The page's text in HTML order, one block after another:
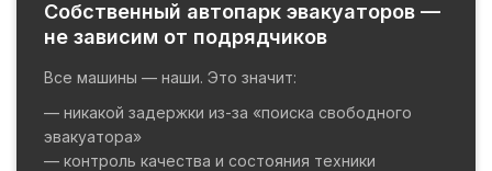
Собственный автопарк эвакуаторов —
не зависим от подрядчиков
Все машины — наши. Это значит:
— никакой задержки из-за «поиска свободного
эвакуатора»
— контроль качества и состояния техники